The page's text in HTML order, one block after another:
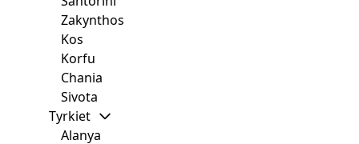
Zakynthos
Kos
Korfu
Chania
Sivota
Tyrkiet
Alanya